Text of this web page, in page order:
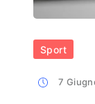
Sport
7